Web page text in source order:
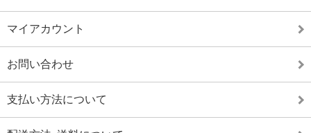
マイアカウント
お問い合わせ
支払い方法について